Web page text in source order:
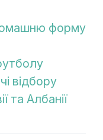
форму
відбору
та Албанії